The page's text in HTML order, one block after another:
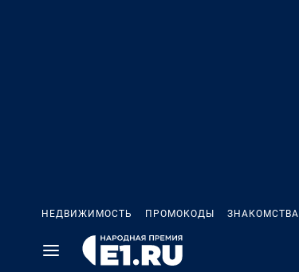
НЕДВИЖИМОСТЬ ПРОМОКОДЫ ЗНАКОМСТВА